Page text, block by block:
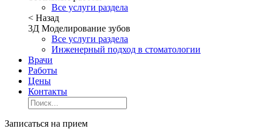
Все услуги раздела
< Назад
3Д Моделирование зубов
Все услуги раздела
Инженерный подход в стоматологии
Врачи
Работы
Цены
Контакты
Записаться на прием